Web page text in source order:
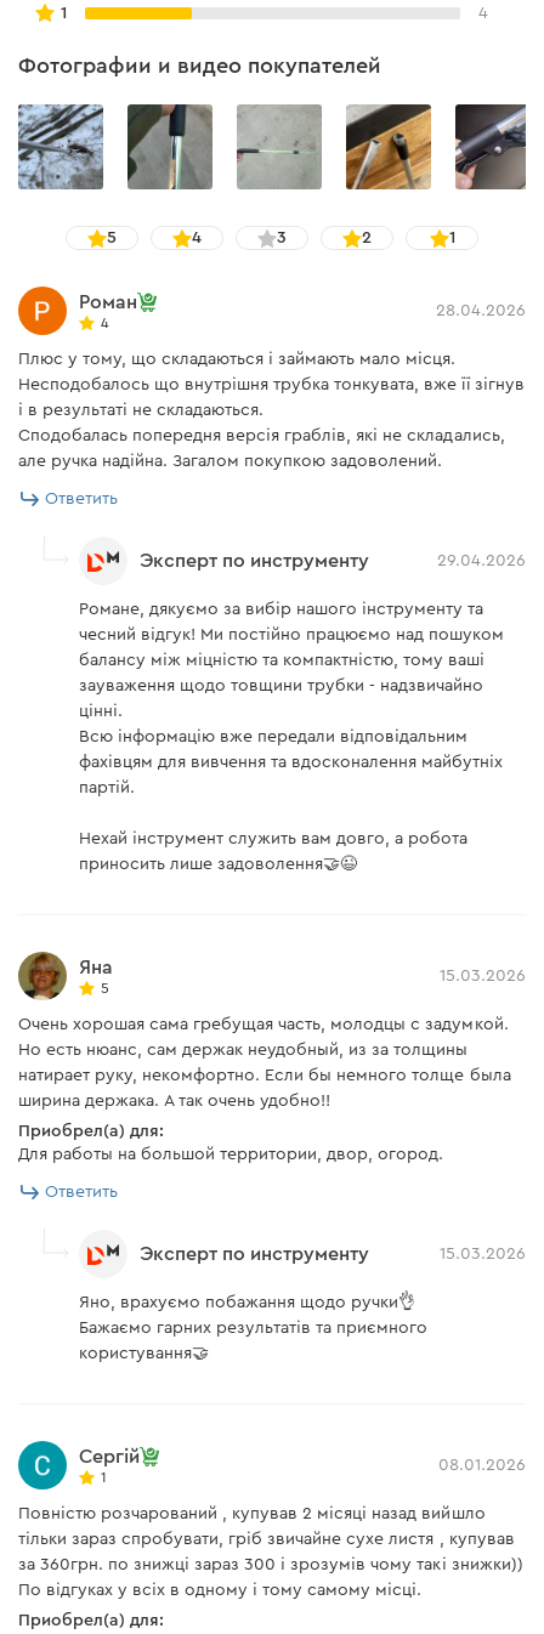
свою прочность. Фиксатор поршневого типа надежно
1 4
Фотографии и видео покупателей
5 4 3 2 1
Роман
4
28.04.2026
Плюс у тому, що складаються і займають мало місця.
Несподобалось що внутрішня трубка тонкувата, вже її зігнув
і в результаті не складаються.
Сподобалась попередня версія граблів, які не складались,
але ручка надійна. Загалом покупкою задоволений.
Ответить
Эксперт по инструменту 29.04.2026
Романе, дякуємо за вибір нашого інструменту та
чесний відгук! Ми постійно працюємо над пошуком
балансу між міцністю та компактністю, тому ваші
зауваження щодо товщини трубки - надзвичайно
цінні.
Всю інформацію вже передали відповідальним
фахівцям для вивчення та вдосконалення майбутніх
партій.
Нехай інструмент служить вам довго, а робота
приносить лише задоволення🤝😉
Яна
5
15.03.2026
Очень хорошая сама гребущая часть, молодцы с задумкой.
Но есть нюанс, сам держак неудобный, из за толщины
натирает руку, некомфортно. Если бы немного толще была
ширина держака. А так очень удобно!!
Приобрел(а) для:
Для работы на большой территории, двор, огород.
Ответить
Эксперт по инструменту 15.03.2026
Яно, врахуємо побажання щодо ручки👌
Бажаємо гарних результатів та приємного
користування🤝
Сергій
1
08.01.2026
Повністю розчарований , купував 2 місяці назад вийшло
тільки зараз спробувати, гріб звичайне сухе листя , купував
за 360грн. по знижці зараз 300 і зрозумів чому такі знижки))
По відгуках у всіх в одному і тому самому місці.
Приобрел(а) для: